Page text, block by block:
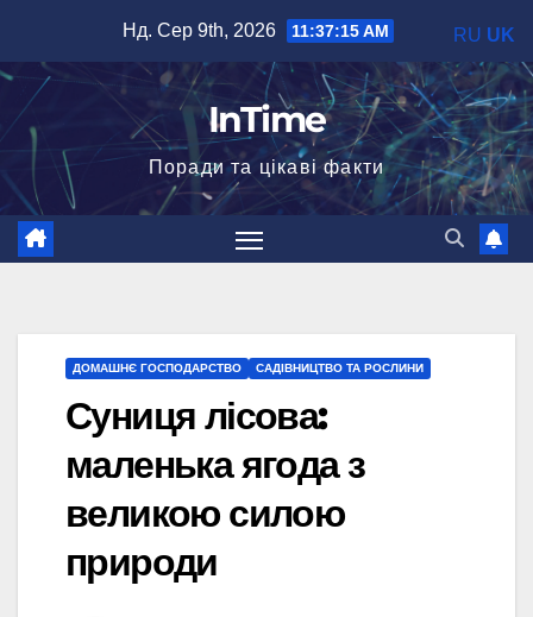
вмісту
Нд. Сер 9th, 2026 11:37:16 AM
InTime
Поради та цікаві факти
ДОМАШНЄ ГОСПОДАРСТВО САДІВНИЦТВО ТА РОСЛИНИ
Суниця лісова:
маленька ягода з
великою силою
природи
RU UK